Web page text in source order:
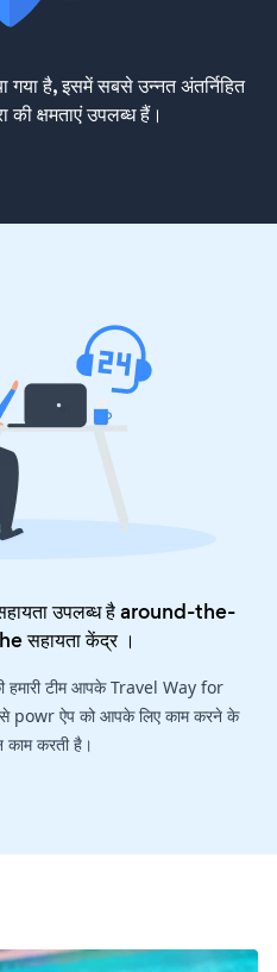
है, इसमें सबसे उन्नत अंतर्निहित
की क्षमताएं उपलब्ध हैं।
उपलब्ध है around-the-
सहायता केंद्र।
हमारी टीम आपके Travel Way for
ऐप को आपके लिए काम करने के
काम करती है।